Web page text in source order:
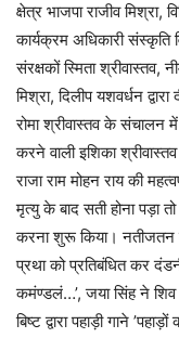
क्षेत्र भाजपा राजीव
कार्यक्रम अधिकारी
संरक्षकों स्मिता श्रीवास्तव,
मिश्रा, दिलीप यशवर्धन
रोमा श्रीवास्तव के
करने वाली इशिका
राजा राम मोहन राय की
मृत्यु के बाद सती होना पड़ा
करना शुरू किया। नतीजतन
प्रथा को प्रतिबंधित कर
कमंण्डलं…’, जया सिंह ने शिव
बिष्ट द्वारा पहाड़ी गाने